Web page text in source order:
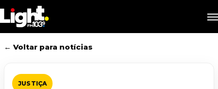
to
main
content
← Voltar para notícias
JUSTIÇA